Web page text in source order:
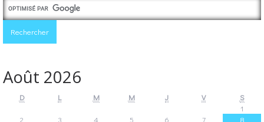
Août 2026
D L M M J V
S
1
2
3 4 5 6 7
8